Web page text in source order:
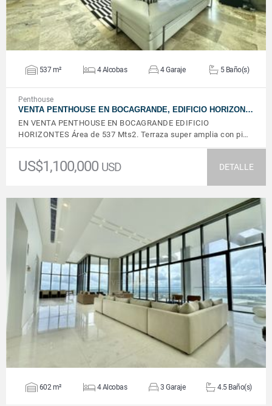
537 m² 4 Alcobas 4 Garaje 5 Baño(s)
Penthouse
VENTA PENTHOUSE EN BOCAGRANDE, EDIFICIO HORIZON…
EN VENTA PENTHOUSE EN BOCAGRANDE EDIFICIO
HORIZONTES Área de 537 Mts2. Terraza super amplia con pi…
US$1,100,000 USD DETALLE
VER DETALLES
602 m² 4 Alcobas 3 Garaje 4.5 Baño(s)